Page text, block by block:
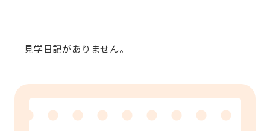
見学日記がありません。